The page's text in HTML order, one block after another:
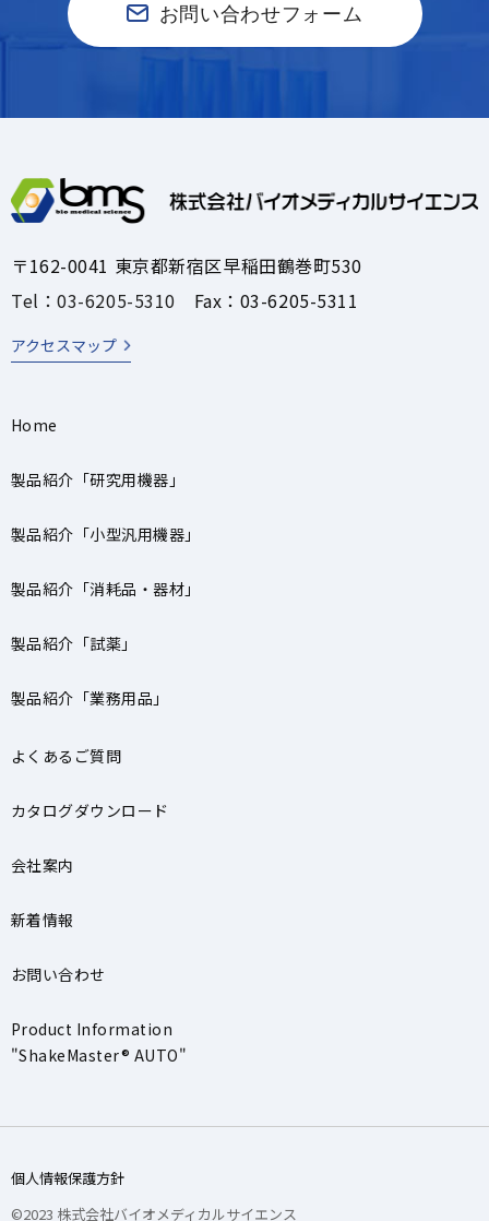
お問い合わせフォーム
〒162-0041 東京都新宿区早稲田鶴巻町530
Tel：03-6205-5310 Fax：03-6205-5311
アクセスマップ
Home
製品紹介「研究用機器」
製品紹介「小型汎用機器」
製品紹介「消耗品・器材」
製品紹介「試薬」
製品紹介「業務用品」
よくあるご質問
カタログダウンロード
会社案内
新着情報
お問い合わせ
Product Information
"ShakeMaster® AUTO"
個人情報保護方針
©2023 株式会社バイオメディカルサイエンス